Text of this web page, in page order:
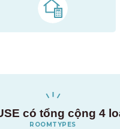
có tổng cộng 4
ROOMTYPES